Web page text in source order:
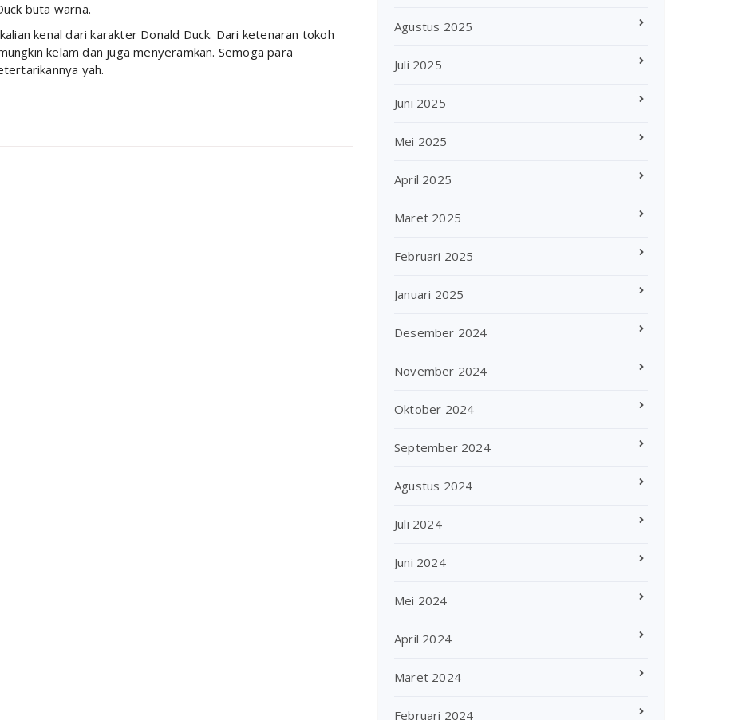
buta warna.
kenal dari karakter Donald Duck. Dari ketenaran tokoh
kelam dan juga menyeramkan. Semoga para
yah.
Agustus 2025
Juli 2025
Juni 2025
Mei 2025
April 2025
Maret 2025
Februari 2025
Januari 2025
Desember 2024
November 2024
Oktober 2024
September 2024
Agustus 2024
Juli 2024
Juni 2024
Mei 2024
April 2024
Maret 2024
Februari 2024